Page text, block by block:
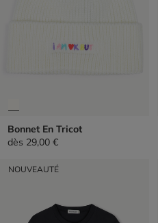
Bonnet En Tricot
dès 29,00 €
NOUVEAUTÉ